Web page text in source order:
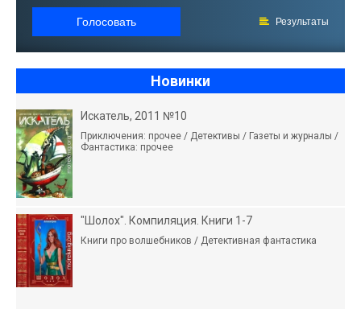
Голосовать Результаты
Новинки
Искатель, 2011 №10
Приключения: прочее / Детективы / Газеты и журналы /
Фантастика: прочее
"Шолох". Компиляция. Книги 1-7
Книги про волшебников / Детективная фантастика